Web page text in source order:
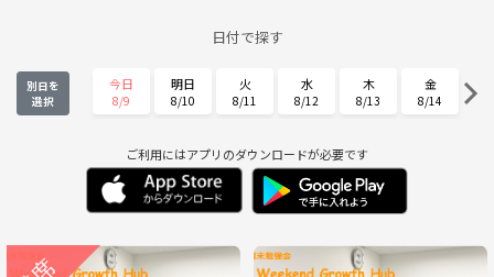
日付で探す
別日を
選択
今日
8/9
明日
8/10
火
8/11
水
8/12
木
8/13
金
8/14
8/15 8/16 8/17 8/18 8/19
金
8/21
土
8/22
月
8/24
火
8/25
8/27 8/28 8/29 8/30 8/31 9/1
ご利用にはアプリのダウンロードが必要です